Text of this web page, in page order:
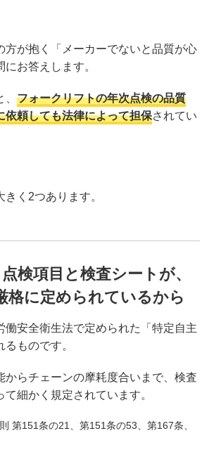
方が抱く「メーカーでないと品質が心
お答えします。
フォークリフトの年次点検の品質
依頼しても法律によって担保されてい
く2つあります。
検項目と検査シートが、
格に定められているから
働安全衛生法で定められた「特定自主
ものです。
からチェーンの摩耗度合いまで、検査
細かく規定されています。
第151条の21、第151条の53、第167条、